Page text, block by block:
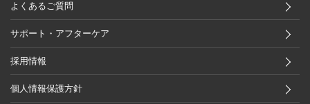
よくあるご質問
サポート・アフターケア
採用情報
個人情報保護方針